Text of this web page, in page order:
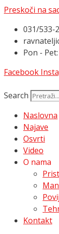
Preskoči na
031/533-
Pon -
Facebook
Search
Naslovna
Najave
Osvrti
Video
O nama
Kontakt